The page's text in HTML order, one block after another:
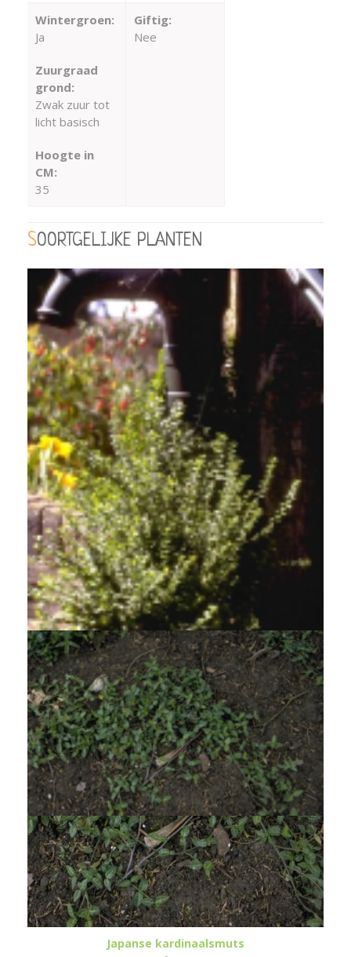
Wintergroen:
Ja
Zuurgraad
grond:
Zwak zuur tot
licht basisch
Hoogte in
CM:
35
Giftig:
Nee
SOORTGELIJKE PLANTEN
Japanse kardinaalsmuts
Euonymus fortunei 'Minimus'
Japanse kardinaalsmuts